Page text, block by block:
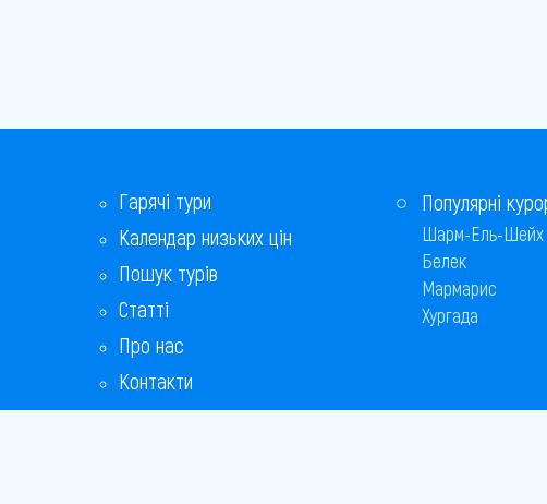
Гарячі тури
Календар низьких цін
Пошук турів
Статті
Про нас
Контакти
Бонусна програма
Популярні
Шарм-Ель-Шейх
Белек
Мармарис
Хургада